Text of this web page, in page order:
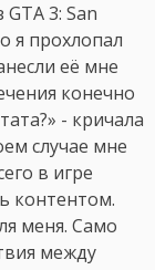
3: San
я прохлопал
её мне
конечно
- кричала
случае мне
в игре
контентом.
меня. Само
между